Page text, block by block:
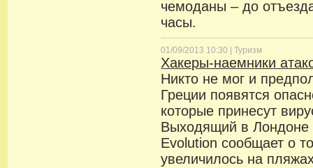
чемоданы – до
часы.
01/09/2013 10:30 |Туризм
Хакеры-наемники
Никто не мог и
Греции появятся
которые принесут
Выходящий в Лондоне
Evolution сообщает о
увеличилось на